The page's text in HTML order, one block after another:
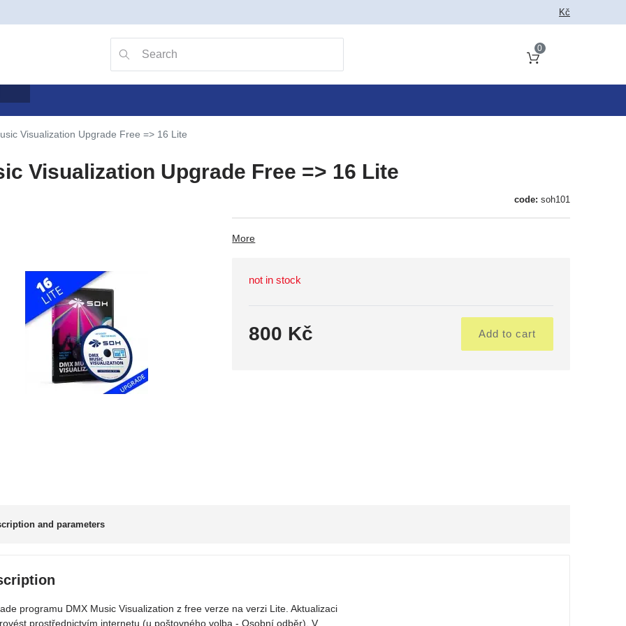
Kč
0
Visualization Upgrade Free => 16 Lite
Visualization Upgrade Free => 16 Lite
code: soh101
More
not in stock
800 Kč Add to cart
and parameters
programu DMX Music Visualization z free verze na verzi Lite. Aktualizaci
prostřednictvím internetu (u poštovného volba - Osobní odběr). V